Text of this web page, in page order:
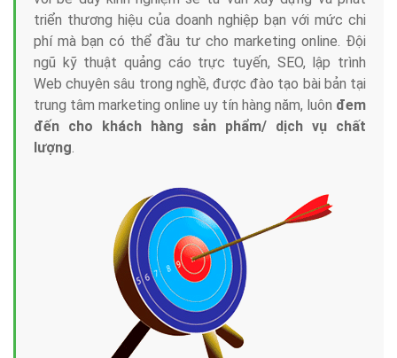
triển thương hiệu của doanh nghiệp bạn với mức chi
phí mà bạn có thể đầu tư cho marketing online. Đội
ngũ kỹ thuật quảng cáo trực tuyến, SEO, lập trình
Web chuyên sâu trong nghề, được đào tạo bài bản tại
trung tâm marketing online uy tín hàng năm, luôn đem
đến cho khách hàng sản phẩm/ dịch vụ chất
lượng.